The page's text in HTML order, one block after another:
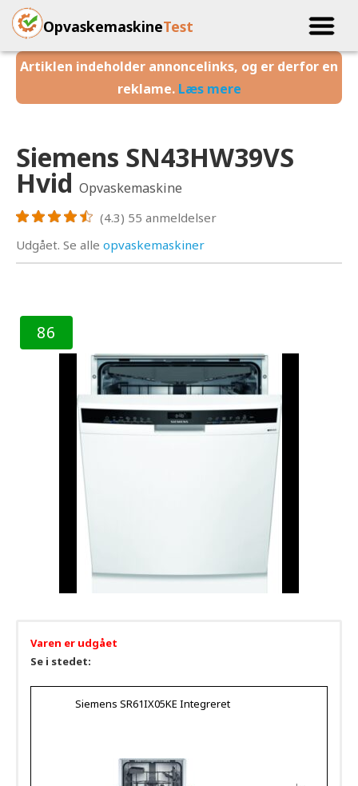
OpvaskemaskineTest
Artiklen indeholder annoncelinks, og er derfor en
reklame. Læs mere
Siemens SN43HW39VS
Hvid Opvaskemaskine
(4.3) 55 anmeldelser
Udgået. Se alle opvaskemaskiner
86
Varen er udgået
Se i stedet:
Siemens SR61IX05KE Integreret